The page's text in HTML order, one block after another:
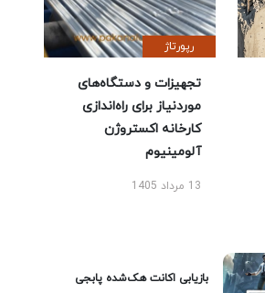
رپورتاژ
تجهیزات و دستگاه‌های
موردنیاز برای راه‌اندازی
کارخانه اکستروژن
آلومینیوم
13 مرداد 1405
بازیابی اکانت هک‌شده پابجی